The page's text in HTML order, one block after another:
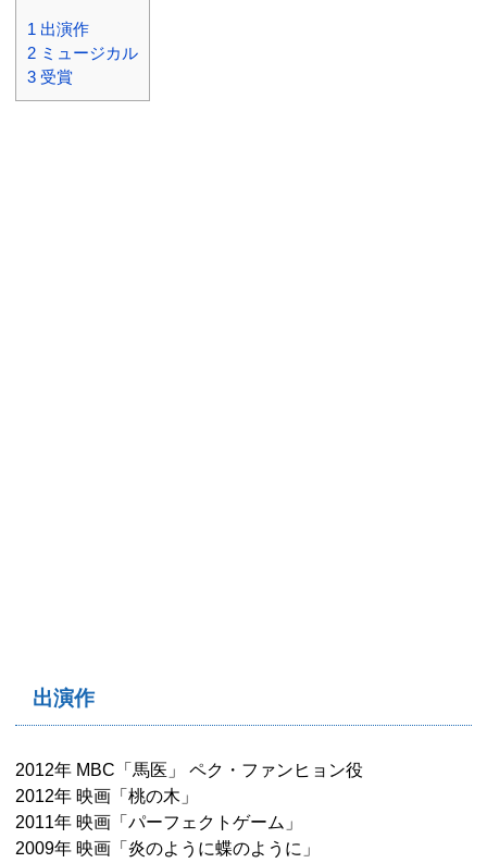
1 出演作
2 ミュージカル
3 受賞
出演作
2012年 MBC「馬医」 ペク・ファンヒョン役
2012年 映画「桃の木」
2011年 映画「パーフェクトゲーム」
2009年 映画「炎のように蝶のように」